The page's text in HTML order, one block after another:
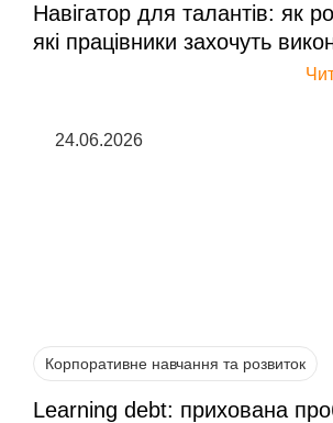
Навігатор для талантів: як
які працівники захочуть
24.06.2026
Корпоративне навчання та розвиток
Learning debt: прихована